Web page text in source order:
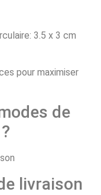
3.5 x 3 cm
de
livraison